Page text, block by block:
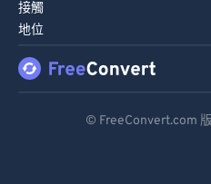
接觸
地位
© FreeConvert.com